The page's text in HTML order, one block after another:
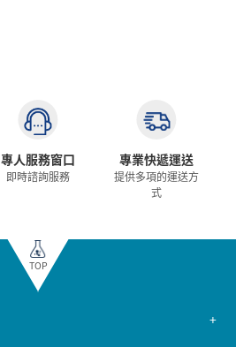
專人服務窗口
即時諮詢服務
專業快遞運送
提供多項的運送方
式
TOP